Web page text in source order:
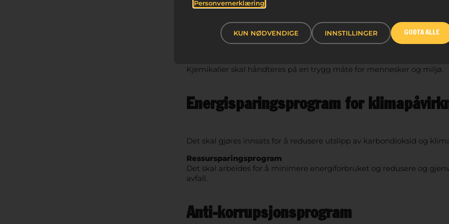
Det skal gjøres innsats for å identifisere mulige miljørisikoer og
hensiktsmessige tiltak for å kontrollere slike risikoer.
Kjemikalier skal håndteres på en trygg måte for mennesker og miljø.
Energisparingsprogram for
Det skal gjøres innsats for å redusere utslipp av karbondioksid og
Ressursparingsprogram
Det skal arbeides for å minimere energiforbruket og redusere og
avfall.
Anti-korrupsjonsprogram
Personvernerklæring
KUN NØDVENDIGE INNSTILLINGER GODTA ALLE